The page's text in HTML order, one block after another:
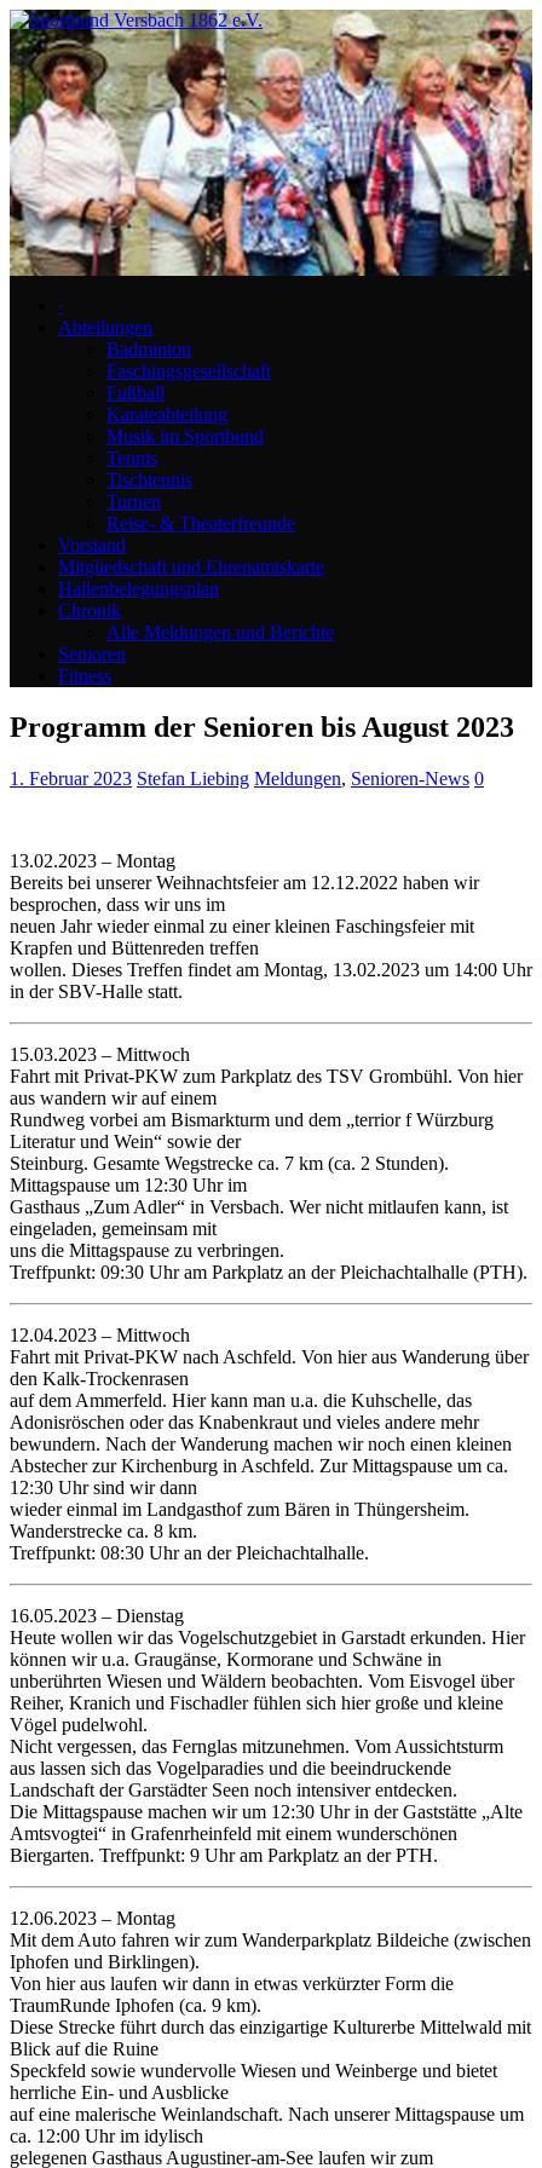
∙
Abteilungen
Badminton
Faschingsgesellschaft
Fußball
Karateabteilung
Musik im Sportbund
Tennis
Tischtennis
Turnen
Reise- & Theaterfreunde
Vorstand
Mitgliedschaft und Ehrenamtskarte
Hallenbelegungsplan
Chronik
Alle Meldungen und Berichte
Senioren
Fitness
Programm der Senioren bis August 2023
1. Februar 2023 Stefan Liebing Meldungen, Senioren-News 0
13.02.2023 – Montag
Bereits bei unserer Weihnachtsfeier am 12.12.2022 haben wir
besprochen, dass wir uns im
neuen Jahr wieder einmal zu einer kleinen Faschingsfeier mit
Krapfen und Büttenreden treffen
wollen. Dieses Treffen findet am Montag, 13.02.2023 um 14:00 Uhr
in der SBV-Halle statt.
15.03.2023 – Mittwoch
Fahrt mit Privat-PKW zum Parkplatz des TSV Grombühl. Von hier
aus wandern wir auf einem
Rundweg vorbei am Bismarkturm und dem „terrior f Würzburg
Literatur und Wein“ sowie der
Steinburg. Gesamte Wegstrecke ca. 7 km (ca. 2 Stunden).
Mittagspause um 12:30 Uhr im
Gasthaus „Zum Adler“ in Versbach. Wer nicht mitlaufen kann, ist
eingeladen, gemeinsam mit
uns die Mittagspause zu verbringen.
Treffpunkt: 09:30 Uhr am Parkplatz an der Pleichachtalhalle (PTH).
12.04.2023 – Mittwoch
Fahrt mit Privat-PKW nach Aschfeld. Von hier aus Wanderung über
den Kalk-Trockenrasen
auf dem Ammerfeld. Hier kann man u.a. die Kuhschelle, das
Adonisröschen oder das Knabenkraut und vieles andere mehr
bewundern. Nach der Wanderung machen wir noch einen kleinen
Abstecher zur Kirchenburg in Aschfeld. Zur Mittagspause um ca.
12:30 Uhr sind wir dann
wieder einmal im Landgasthof zum Bären in Thüngersheim.
Wanderstrecke ca. 8 km.
Treffpunkt: 08:30 Uhr an der Pleichachtalhalle.
16.05.2023 – Dienstag
Heute wollen wir das Vogelschutzgebiet in Garstadt erkunden. Hier
können wir u.a. Graugänse, Kormorane und Schwäne in
unberührten Wiesen und Wäldern beobachten. Vom Eisvogel über
Reiher, Kranich und Fischadler fühlen sich hier große und kleine
Vögel pudelwohl.
Nicht vergessen, das Fernglas mitzunehmen. Vom Aussichtsturm
aus lassen sich das Vogelparadies und die beeindruckende
Landschaft der Garstädter Seen noch intensiver entdecken.
Die Mittagspause machen wir um 12:30 Uhr in der Gaststätte „Alte
Amtsvogtei“ in Grafenrheinfeld mit einem wunderschönen
Biergarten. Treffpunkt: 9 Uhr am Parkplatz an der PTH.
12.06.2023 – Montag
Mit dem Auto fahren wir zum Wanderparkplatz Bildeiche (zwischen
Iphofen und Birklingen).
Von hier aus laufen wir dann in etwas verkürzter Form die
TraumRunde Iphofen (ca. 9 km).
Diese Strecke führt durch das einzigartige Kulturerbe Mittelwald mit
Blick auf die Ruine
Speckfeld sowie wundervolle Wiesen und Weinberge und bietet
herrliche Ein- und Ausblicke
auf eine malerische Weinlandschaft. Nach unserer Mittagspause um
ca. 12:00 Uhr im idylisch
gelegenen Gasthaus Augustiner-am-See laufen wir zum